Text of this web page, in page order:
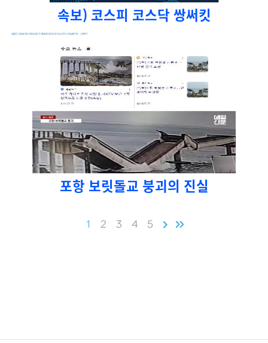
속보) 코스피 코스닥 쌍써킷
포항 보릿돌교 붕괴의 진실
1 2 3 4 5